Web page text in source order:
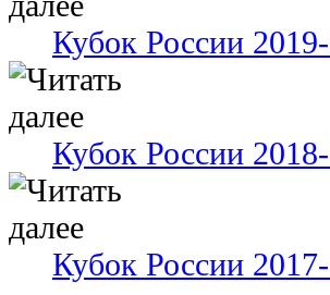
Кубок России
Кубок России
Кубок России